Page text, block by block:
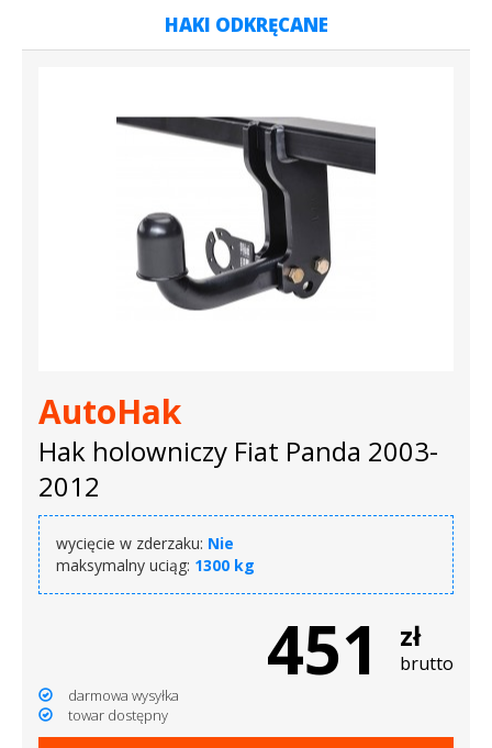
HAKI ODKRĘCANE
AutoHak
Hak holowniczy Fiat Panda 2003-
2012
wycięcie w zderzaku: Nie
maksymalny uciąg: 1300 kg
451 zł
brutto
darmowa wysyłka
towar dostępny